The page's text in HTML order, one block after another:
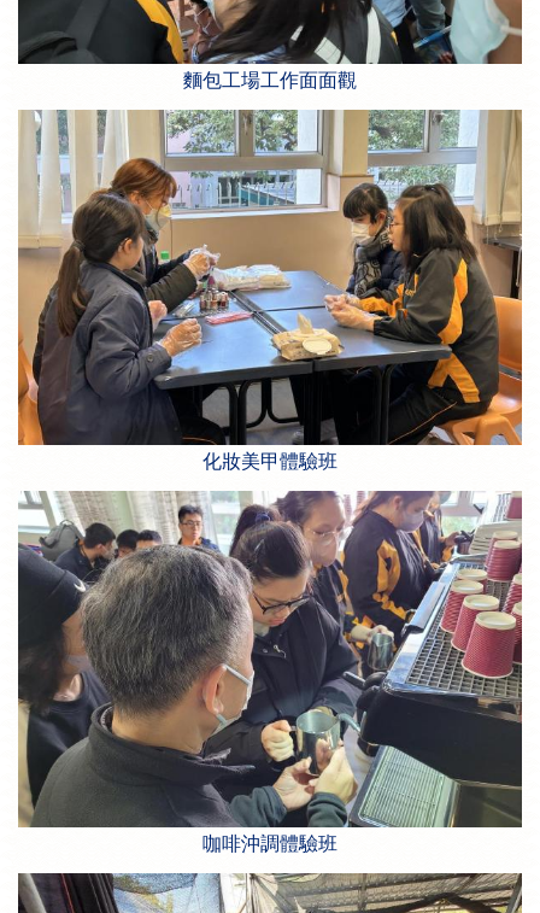
麵包工場工作面面觀
化妝美甲體驗班
咖啡沖調體驗班